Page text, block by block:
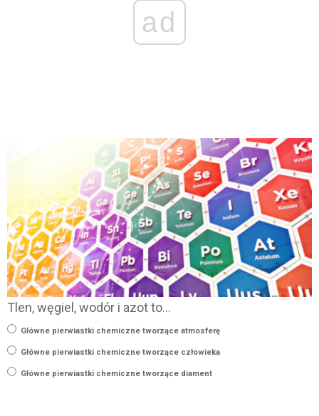
ad
Tlen, węgiel, wodór i azot to…
Główne pierwiastki chemiczne tworzące atmosferę
Główne pierwiastki chemiczne tworzące człowieka
Główne pierwiastki chemiczne tworzące diament